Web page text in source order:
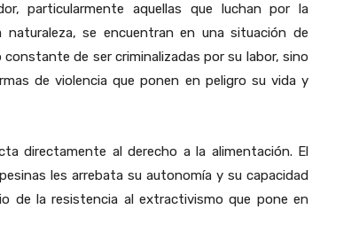
particularmente aquellas que luchan por la
se encuentran en una situación de
de ser criminalizadas por su labor, sino
de violencia que ponen en peligro su vida y
directamente al derecho a la alimentación. El
les arrebata su autonomía y su capacidad
de la resistencia al extractivismo que pone en